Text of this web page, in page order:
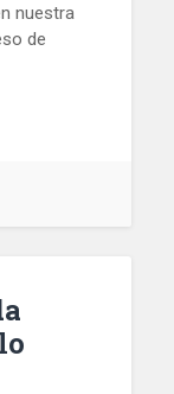
nuestra
de